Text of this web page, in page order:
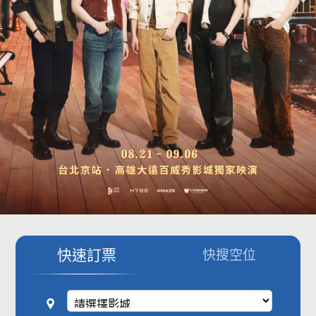
快速訂票 快搜空位
影城公告
影城活動
中獎名單
合作夥伴
商家介紹
商場活動
加入iShow
會員活動